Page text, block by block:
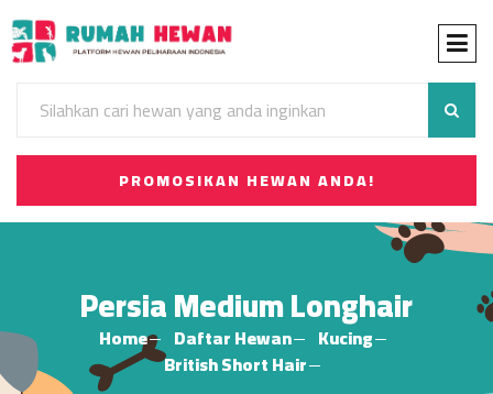
PROMOSIKAN HEWAN ANDA!
Persia Medium Longhair
Home Daftar Hewan
Kucing
British Short Hair